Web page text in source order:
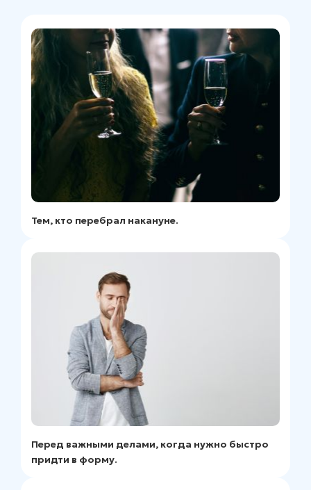
Тем, кто перебрал накануне.
Перед важными делами, когда нужно быстро
придти в форму.